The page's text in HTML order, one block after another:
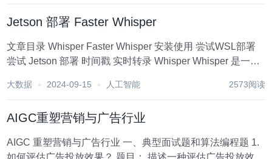
Jetson 部署 Faster Whisper
文章目录 Whisper Faster Whisper 安装使用 尝试WSL部署
尝试 Jetson 部署 时间戳 实时转录 Whisper Whisper 是一种
的，也是一...
大数据 2024-09-15 人工智能 2573阅读
AIGC重塑营销与广告行业
AIGC 重塑营销与广告行业 一、典型面试题和算法编程题 1.
如何评估广告投放效果？ 题目： 描述一种评估广告投放效果